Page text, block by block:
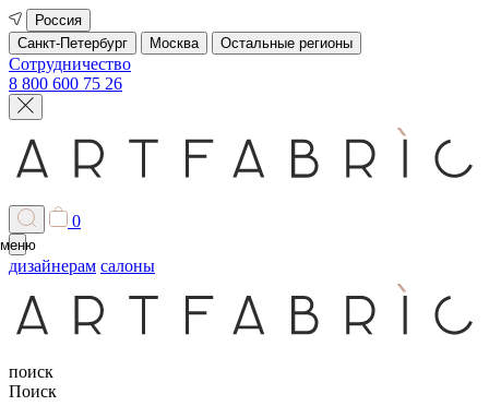
Россия
Санкт-Петербург
Москва Остальные регионы
Сотрудничество
8 800 600 75 26
0
меню
дизайнерам салоны
поиск
Поиск